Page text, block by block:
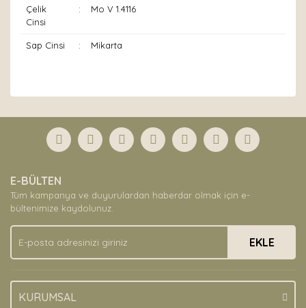
Çelik
Cinsi
: Mo V 1.4116
Sap Cinsi : Mikarta
Yorum Yaz
formunu kullanarak tarafımıza iletebilirsiniz.
Görüş ve önerileriniz için teşekkür ederiz.
Ürün açıklamasında eksik bilgiler bulunuyor.
Ürün bilgilerinde hatalar bulunuyor.
Ürün fiyatı diğer sitelerden daha pahalı.
Bu ürüne benzer farklı alternatifler olmalı.
E-BÜLTEN
Tüm kampanya ve duyurulardan haberdar olmak için e-
bültenimize kaydolunuz.
EKLE
KURUMSAL